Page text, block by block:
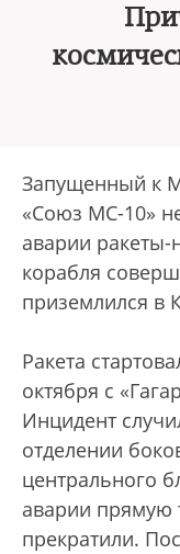
Запущенный к
«Союз МС-10»
аварии
корабля
приземлился в
Ракета
октября с
Инцидент
отделении
центрального
аварии прямую
прекратили.